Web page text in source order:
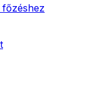
főzéshez